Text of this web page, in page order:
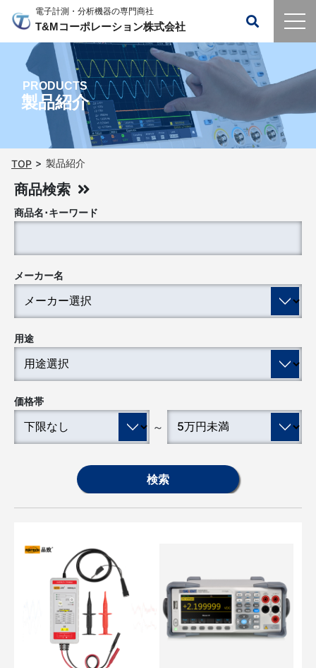
電子計測・分析機器の専門商社
T&Mコーポレーション株式会社
PRODUCTS
製品紹介
TOP 製品紹介
商品検索
商品名･キーワード
メーカー名
用途
価格帯
～
検索